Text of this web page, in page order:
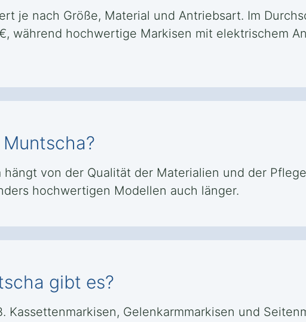
je nach Größe, Material und Antriebsart. Im
während hochwertige Markisen mit elektrischem
von der Qualität der Materialien und der
hochwertigen Modellen auch länger.
gibt es?
Kassettenmarkisen, Gelenkarmmarkisen und